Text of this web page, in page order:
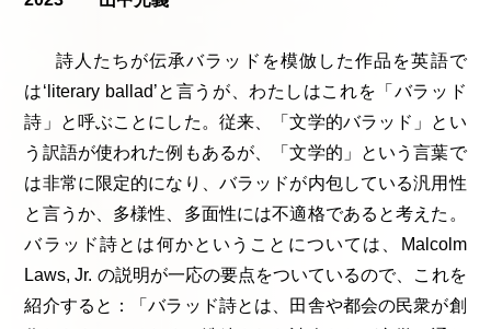
詩人たちが伝承バラッドを模倣した作品を英語で
は‘literary ballad’と言うが、わたしはこれを「バラッド
詩」と呼ぶことにした。従来、「文学的バラッド」とい
う訳語が使われた例もあるが、「文学的」という言葉で
は非常に限定的になり、バラッドが内包している汎用性
と言うか、多様性、多面性には不適格であると考えた。
バラッド詩とは何かということについては、Malcolm
Laws, Jr. の説明が一応の要点をついているので、これを
紹介すると：「バラッド詩とは、田舎や都会の民衆が創